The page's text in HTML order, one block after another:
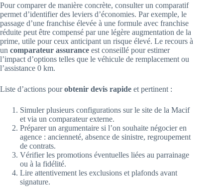
Pour comparer de manière concrète, consulter un comparatif
permet d’identifier des leviers d’économies. Par exemple, le
passage d’une franchise élevée à une formule avec franchise
réduite peut être compensé par une légère augmentation de la
prime, utile pour ceux anticipant un risque élevé. Le recours à
un comparateur assurance est conseillé pour estimer
l’impact d’options telles que le véhicule de remplacement ou
l’assistance 0 km.
Liste d’actions pourobtenir devis rapide et pertinent :
Simuler plusieurs configurations sur le site de la Macif
et via un comparateur externe.
Préparer un argumentaire si l’on souhaite négocier en
agence : ancienneté, absence de sinistre, regroupement
de contrats.
Vérifier les promotions éventuelles liées au parrainage
ou à la fidélité.
Lire attentivement les exclusions et plafonds avant
signature.